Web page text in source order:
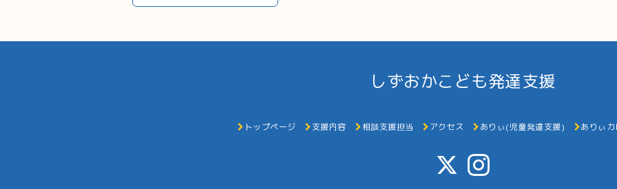
しずおかこども発達支援
トップページ 支援内容 相談支援担当 アクセス ありぃ(児童発達支援) ありぃ